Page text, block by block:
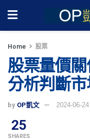
Home 股票
股票量價
分析判斷
by OP凱文 2024-06-24
25
SHARES